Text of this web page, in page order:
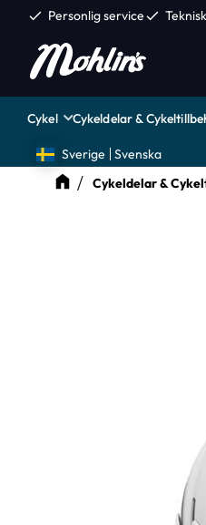
check Personlig servicecheck
Cykel Cykeldelar &
Sverige
Svenska
Cykeldelar &